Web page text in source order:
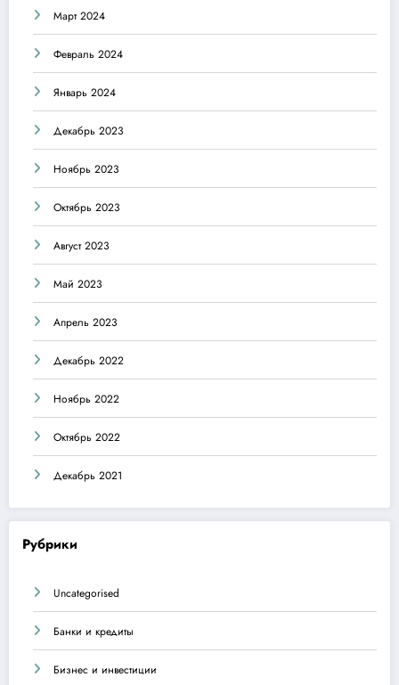
Март 2024
Февраль 2024
Январь 2024
Декабрь 2023
Ноябрь 2023
Октябрь 2023
Август 2023
Май 2023
Апрель 2023
Декабрь 2022
Ноябрь 2022
Октябрь 2022
Декабрь 2021
Рубрики
Uncategorised
Банки и кредиты
Бизнес и инвестиции